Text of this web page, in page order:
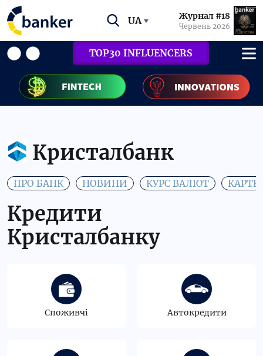
UA Журнал #18
Червень 2026
TOP30 INFLUENCERS
Кристалбанк
ПРО БАНК НОВИНИ КУРС ВАЛЮТ
Кредити
Кристалбанку
Споживчі Автокредити